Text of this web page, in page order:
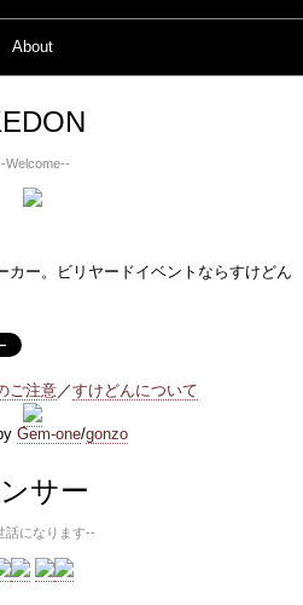
About
Welcome--
カー。ビリヤードイベントならすけどん
ご注意／すけどんについて
Gem-one/gonzo
サー
話になります--